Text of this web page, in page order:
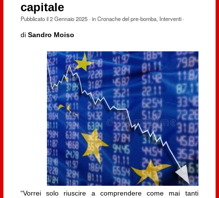
capitale
Pubblicato il2 Gennaio 2025· inCronache del pre-bomba, Interventi·
di Sandro Moiso
“Vorrei solo riuscire a comprendere come mai tanti